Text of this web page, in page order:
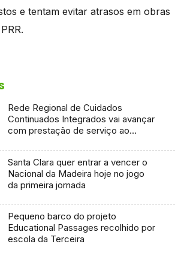
e tentam evitar atrasos em obras
Rede Regional de Cuidados
Continuados Integrados vai avançar
com prestação de serviço ao
Santa Clara quer entrar a vencer o
Nacional da Madeira hoje no jogo
da primeira jornada
Pequeno barco do projeto
Educational Passages recolhido por
escola da Terceira